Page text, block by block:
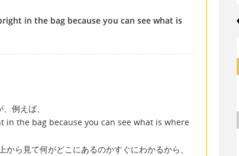
in the bag because you can see what is
例えば、
the bag because you can see what is where
から見て何がどこにあるのかすぐにわかるから、